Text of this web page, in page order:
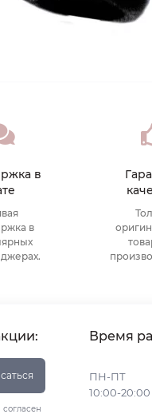
в
в
согласен
Время
ПН-ПТ
10:00-20:00